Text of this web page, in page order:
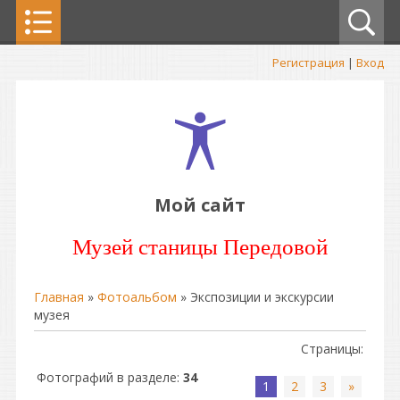
Регистрация | Вход
Мой сайт
Музей станицы Передовой
Главная » Фотоальбом » Экспозиции и экскурсии
музея
Фотографий в разделе: 34
Страницы:
1 2 3 »